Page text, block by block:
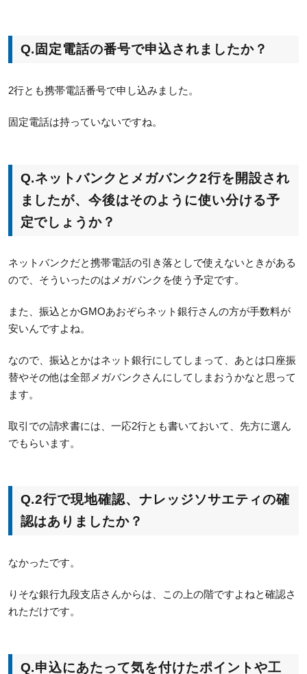
Q. 固定電話の番号で申込されましたか？
2行とも携帯電話番号で申し込みました。
固定電話は持っていないですね。
Q.ネットバンクとメガバンク2行を開設され
ましたが、今後はそのように使い分ける予
定でしょうか？
ネットバンクだと携帯電話の引き落としで使えないときがある
ので、そういったのはメガバンクを使う予定です。
また、振込とかGMOあおぞらネット銀行さんの方が手数料が
安いんですよね。
なので、振込とかはネット銀行にしてしまって、あとは口座振
替やその他は全部メガバンクさんにしてしまおうかなと思って
ます。
取引での請求書には、一応2行とも書いておいて、先方に選ん
でもらいます。
Q.2行で現地確認、ナレッジソサエティの確
認はありましたか？
なかったです。
りそな銀行九段支店さんからは、この上の階ですよねと確認さ
れただけです。
Q.申込にあたって気を付けたポイントや工